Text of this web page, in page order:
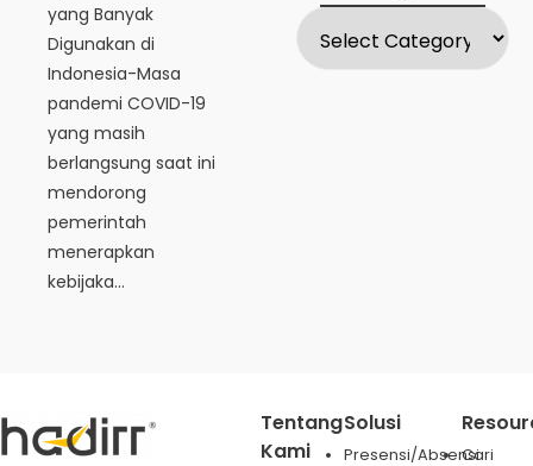
yang Banyak
Digunakan di
Indonesia-Masa
pandemi COVID-19
yang masih
berlangsung saat ini
mendorong
pemerintah
menerapkan
kebijaka...
Tentang
Kami
Solusi
Presensi/AbsensiCari